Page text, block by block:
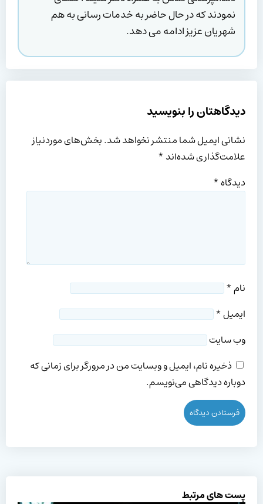
نمودند که در حال حاضر به خدمات رسانی به هم
شهریان عزیز ادامه می دهد.
دیدگاهتان را بنویسید
نشانی ایمیل شما منتشر نخواهد شد.بخش‌های موردنیاز
علامت‌گذاری شده‌اند*
دیدگاه*
نام*
ایمیل*
وب‌ سایت
ذخیره نام، ایمیل و وبسایت من در مرورگر برای زمانی که
دوباره دیدگاهی می‌نویسم.
پست های مرتبط